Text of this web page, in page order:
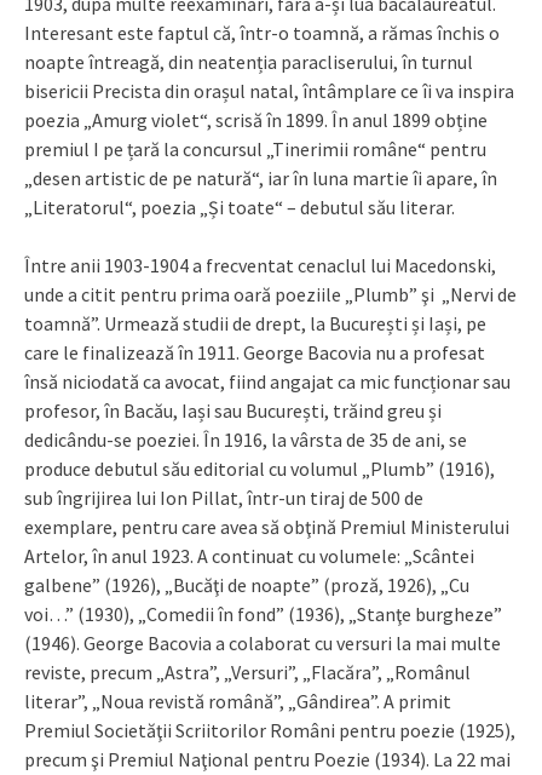
Interesant este faptul că, într-o toamnă, a rămas închis o
noapte întreagă, din neatenția paracliserului, în turnul
bisericii Precista din orașul natal, întâmplare ce îi va inspira
poezia „Amurg violet“, scrisă în 1899. În anul 1899 obține
premiul I pe țară la concursul „Tinerimii române“ pentru
„desen artistic de pe natură“, iar în luna martie îi apare, în
„Literatorul“, poezia „Și toate“ – debutul său literar.
Între anii 1903-1904 a frecventat cenaclul lui Macedonski,
unde a citit pentru prima oară poeziile „Plumb” şi „Nervi de
toamnă”. Urmează studii de drept, la București și Iași, pe
care le finalizează în 1911. George Bacovia nu a profesat
însă niciodată ca avocat, fiind angajat ca mic funcționar sau
profesor, în Bacău, Iași sau București, trăind greu și
dedicându-se poeziei. În 1916, la vârsta de 35 de ani, se
produce debutul său editorial cu volumul „Plumb” (1916),
sub îngrijirea lui Ion Pillat, într-un tiraj de 500 de
exemplare, pentru care avea să obţină Premiul Ministerului
Artelor, în anul 1923. A continuat cu volumele: „Scântei
galbene” (1926), „Bucăţi de noapte” (proză, 1926), „Cu
voi…” (1930), „Comedii în fond” (1936), „Stanţe burgheze”
(1946). George Bacovia a colaborat cu versuri la mai multe
reviste, precum „Astra”, „Versuri”, „Flacăra”, „Românul
literar”, „Noua revistă română”, „Gândirea”. A primit
Premiul Societăţii Scriitorilor Români pentru poezie (1925),
precum şi Premiul Naţional pentru Poezie (1934). La 22 mai